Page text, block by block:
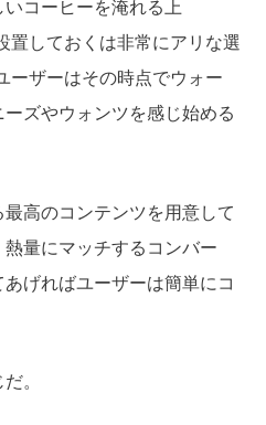
コーヒーを淹れる上
置しておくは非常にアリな選
ーザーはその時点でウォー
ズやウォンツを感じ始める
高のコンテンツを用意して
量にマッチするコンバー
げればユーザーは簡単にコ
。